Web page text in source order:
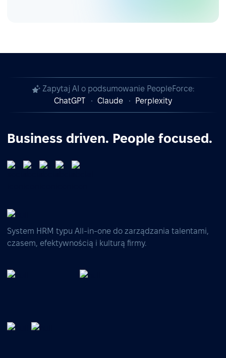
Zapytaj AI o podsumowanie PeopleForce:
ChatGPT
Claude Perplexity
Business driven. People focused.
System HRM typu All-in-one do zarządzania talentami,
czasem, efektywnością i kulturą firmy.